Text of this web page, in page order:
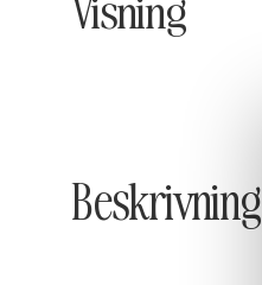
Beskrivning